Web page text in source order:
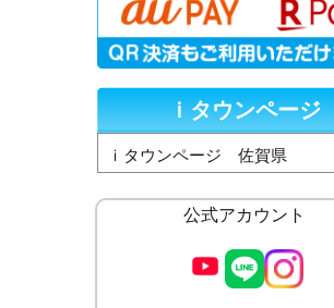
ｉタウンページ
ｉタウンページ 佐賀県
公式アカウント